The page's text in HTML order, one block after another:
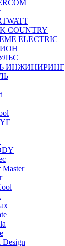
COUNTRY
ELECTRIC
ИНЖИНИРИНГ
Master
Design